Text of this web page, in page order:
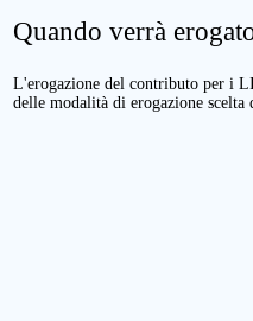
Quando verrà
L'erogazione del contributo per i
delle modalità di erogazione